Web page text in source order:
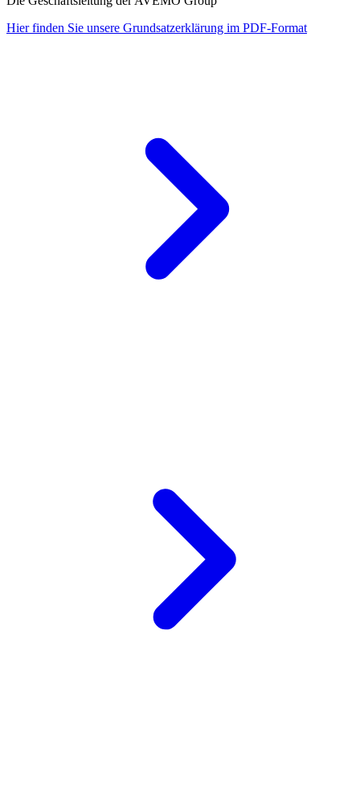
Hier finden Sie unsere Grundsatzerklärung im PDF-Format